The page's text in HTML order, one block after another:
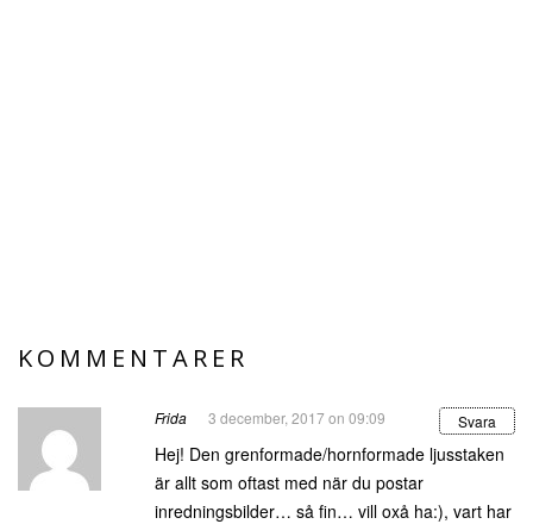
KOMMENTARER
Frida 3 december, 2017 on 09:09 Svara
Hej! Den grenformade/hornformade ljusstaken
är allt som oftast med när du postar
inredningsbilder… så fin… vill oxå ha:), vart har